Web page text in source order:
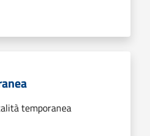
temporanea